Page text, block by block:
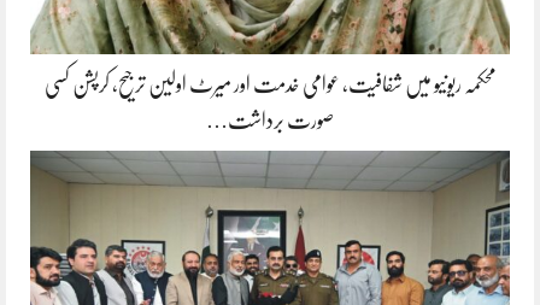
محکمہ ریونیو میں شفافیت، عوامی خدمت اور میرٹ اولین ترجیح، کرپشن کسی
صورت برداشت…